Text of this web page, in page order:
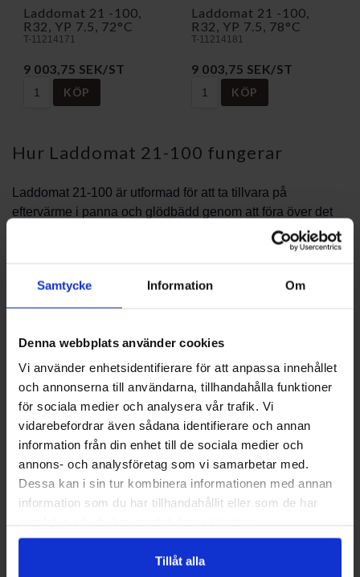
Samtycke Information Om
Denna webbplats använder cookies
Vi använder enhetsidentifierare för att anpassa innehållet
och annonserna till användarna, tillhandahålla funktioner
för sociala medier och analysera vår trafik. Vi
vidarebefordrar även sådana identifierare och annan
information från din enhet till de sociala medier och
annons- och analysföretag som vi samarbetar med.
Dessa kan i sin tur kombinera informationen med annan
information som du har tillhandahållit eller som de har
Tillåt alla
Laddomat 21 -100,
R32, YP 7.5, 72°C
T-11214171
9 003,75 SEK/ST
KÖP
Laddomat 21 -100,
R32, YP 7.5, 78°C
T-11214181
9 003,75 SEK/ST
KÖP
Hur Laddomat 21-100 fungerar
Laddomat 21-100 är utformad för att ta tillvara på
eftervärme i panna och glödbädd genom att föra över det
heta vattnet i pannans övre del till en ackumulatortank. Den
inbyggda självcirkulationen gör att överföringen kan ske
avbrott i elnätet.
Att föra över kvarvarande värme till en tank innebär att
värmen kan användas senare istället för att gå förlorad. Det
ger ökad flexibilitet i hur och när värme tas ut från
anläggningen. Laddomat 21-100 möjliggör att värme från
pannan lagras och nyttjas på ett kontrollerat sätt.
Installation och rekommendationer
korrekt funktion och bästa resultat är det bra att rådgöra om